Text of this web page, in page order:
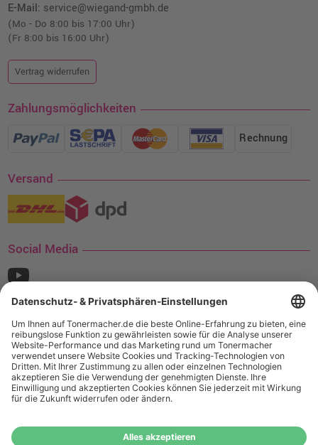
E-Mail: service@wiegand-gmbh.de
(Mo - Do 8:00 bis 17:00 Uhr)
(Fr 8:00 bis 16:00 Uhr)
Vertrag widerrufen
Zahlungsmöglichkeiten
Rechnung
Versand
Social Media
¹ Nur gültig für den Versand innerhalb Deutschlands. Befindet sich ein Warenwert
von mindestens 35€ (inkl. Mwst.) an Ampertec Artikeln in Ihrem Warenkorb, ist der
Versand für Sie kostenfrei.